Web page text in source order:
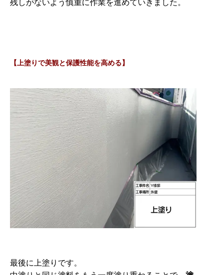
残しがないよう慎重に作業を進めていきました。
【上塗りで美観と保護性能を高める】
最後に上塗りです。